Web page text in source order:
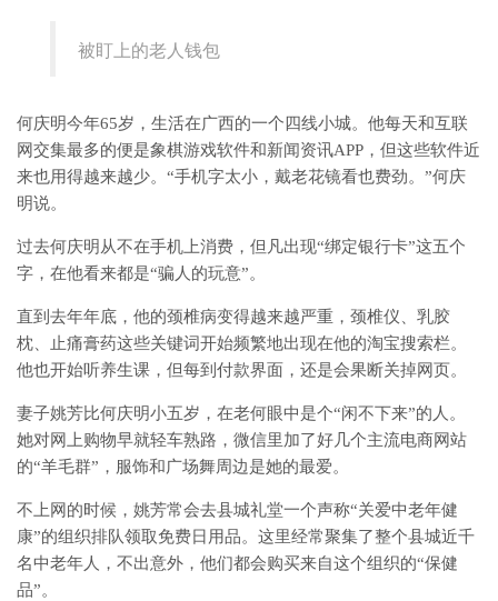
被盯上的老人钱包
何庆明今年65岁，生活在广西的一个四线小城。他每天和互联
网交集最多的便是象棋游戏软件和新闻资讯APP，但这些软件近
来也用得越来越少。“手机字太小，戴老花镜看也费劲。”何庆
明说。
过去何庆明从不在手机上消费，但凡出现“绑定银行卡”这五个
字，在他看来都是“骗人的玩意”。
直到去年年底，他的颈椎病变得越来越严重，颈椎仪、乳胶
枕、止痛膏药这些关键词开始频繁地出现在他的淘宝搜索栏。
他也开始听养生课，但每到付款界面，还是会果断关掉网页。
妻子姚芳比何庆明小五岁，在老何眼中是个“闲不下来”的人。
她对网上购物早就轻车熟路，微信里加了好几个主流电商网站
的“羊毛群”，服饰和广场舞周边是她的最爱。
不上网的时候，姚芳常会去县城礼堂一个声称“关爱中老年健
康”的组织排队领取免费日用品。这里经常聚集了整个县城近千
名中老年人，不出意外，他们都会购买来自这个组织的“保健
品”。